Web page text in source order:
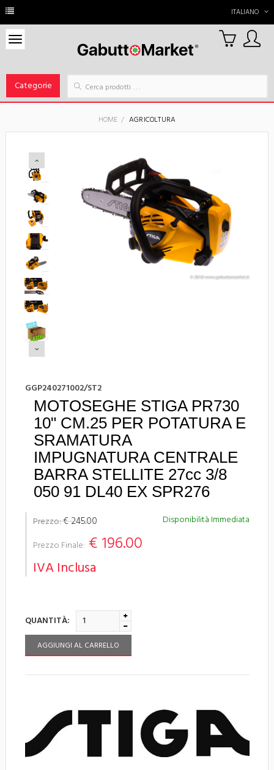
ITALIANO
Categorie
0
Carrello
HOME AGRICOLTURA
GGP240271002/ST2
MOTOSEGHE STIGA PR730
10" CM.25 PER POTATURA E
SRAMATURA
IMPUGNATURA CENTRALE
BARRA STELLITE 27cc 3/8
050 91 DL40 EX SPR276
Disponibilità Immediata
Prezzo:€ 245.00
Prezzo Finale: € 196.00
IVA Inclusa
QUANTITÀ:
AGGIUNGI AL CARRELLO